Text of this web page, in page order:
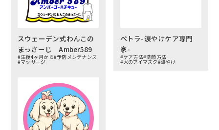
スウェーデン式わんこの
まっさーじ Amber589
#生後4ヶ月から#予防メンテナンス
#マッサージ
ペトラ-涙やけケア専門
家-
#ケア方法#洗顔方法
#犬のアイマスク#涙やけ